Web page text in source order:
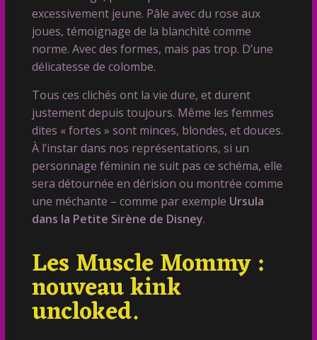
excessivement jeune. Pâle avec du rose aux
joues, témoignage de la blanchité comme
norme. Avec des formes, mais pas trop. D’une
délicatesse de colombe.
Tous ces clichés ont la vie dure, et durent
justement depuis toujours. Même les femmes
dites « fortes » sont minces, blondes, et douces.
À l’instar dans nos représentations, si un
personnage féminin ne suit pas ce schéma, elle
sera détournée en dérision ou montrée comme
une méchante – comme par exemple Ursula
dans la Petite Sirène de Disney.
Les Muscle Mommy :
nouveau kink
uncloked.